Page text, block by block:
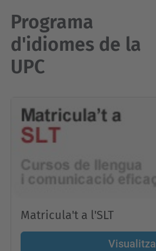
Programa
d'idiomes de la
UPC
Matricula't a l'SLT
Visualitza